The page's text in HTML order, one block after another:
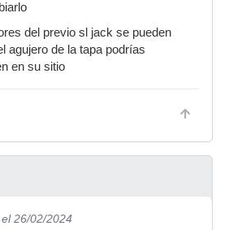
del previo sl jack se pueden
agujero de la tapa podrías
en su sitio
el 26/02/2024